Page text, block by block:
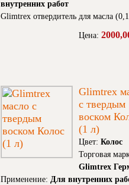
внутренних работ
Glimtrex отвердитель для масла
Цена:
Glimtrex
с твердым
воском
(1 л)
Цвет: Колос
Торговая
Glimtrex
Применение: Для внутренних